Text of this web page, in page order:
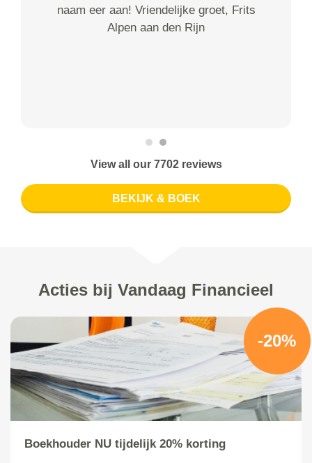
naam eer aan! Vriendelijke groet, Frits
Alpen aan den Rijn
View all our 7702 reviews
BEKIJK & BOEK
Acties bij Vandaag Financieel
-20%
Boekhouder NU tijdelijk 20% korting